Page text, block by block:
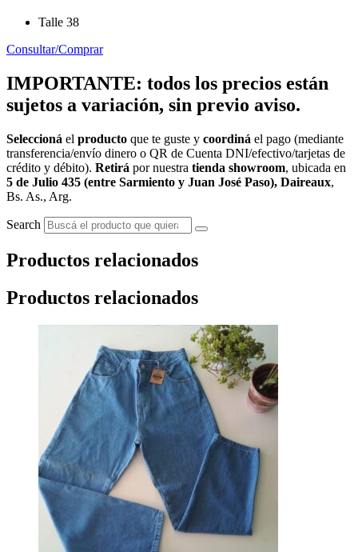
Talle 38
Consultar/Comprar
IMPORTANTE: todos los precios están
sujetos a variación, sin previo aviso.
Seleccioná el producto que te guste y coordiná el pago (mediante
transferencia/envío dinero o QR de Cuenta DNI/efectivo/tarjetas de
crédito y débito). Retirá por nuestra tienda showroom, ubicada en
5 de Julio 435 (entre Sarmiento y Juan José Paso), Daireaux,
Bs. As., Arg.
Search
Productos relacionados
Productos relacionados